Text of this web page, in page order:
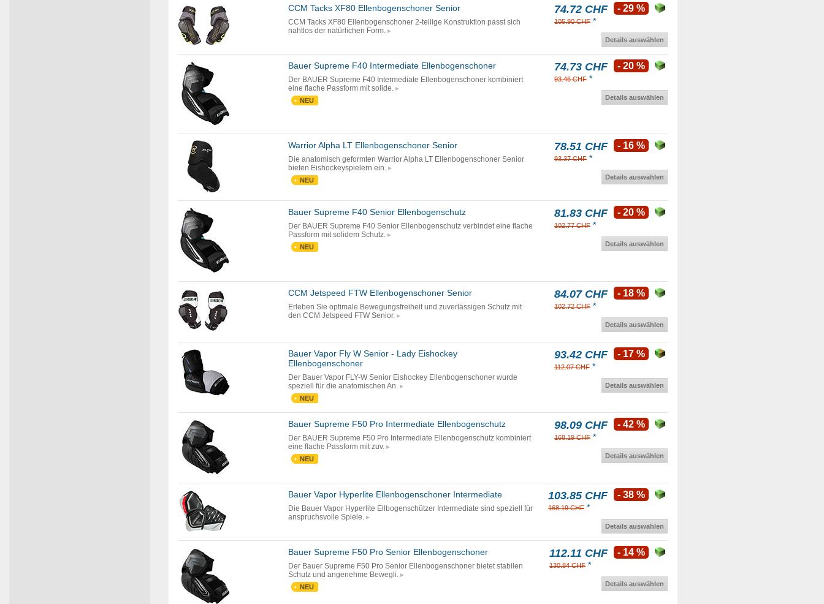
CCM Tacks XF80 Ellenbogenschoner Senior
CCM Tacks XF80 Ellenbogenschoner 2-teilige Konstruktion passt sich
nahtlos der natürlichen Form.
74.72 CHF
105.90 CHF *
- 29 %
Details auswählen
Bauer Supreme F40 Intermediate Ellenbogenschoner
Der BAUER Supreme F40 Intermediate Ellenbogenschoner kombiniert
eine flache Passform mit solide.
NEU
74.73 CHF
93.46 CHF *
- 20 %
Details auswählen
Warrior Alpha LT Ellenbogenschoner Senior
Die anatomisch geformten Warrior Alpha LT Ellenbogenschoner Senior
bieten Eishockeyspielern ein.
NEU
78.51 CHF
93.37 CHF *
- 16 %
Details auswählen
Bauer Supreme F40 Senior Ellenbogenschutz
Der BAUER Supreme F40 Senior Ellenbogenschutz verbindet eine flache
Passform mit solidem Schutz.
NEU
81.83 CHF
102.77 CHF *
- 20 %
Details auswählen
CCM Jetspeed FTW Ellenbogenschoner Senior
Erleben Sie optimale Bewegungsfreiheit und zuverlässigen Schutz mit
den CCM Jetspeed FTW Senior.
84.07 CHF
102.72 CHF *
- 18 %
Details auswählen
Bauer Vapor Fly W Senior - Lady Eishockey
Ellenbogenschoner
Der Bauer Vapor FLY-W Senior Eishockey Ellenbogenschoner wurde
speziell für die anatomischen An.
NEU
93.42 CHF
112.07 CHF *
- 17 %
Details auswählen
Bauer Supreme F50 Pro Intermediate Ellenbogenschutz
Der BAUER Supreme F50 Pro Intermediate Ellenbogenschutz kombiniert
eine flache Passform mit zuv.
NEU
98.09 CHF
168.19 CHF *
- 42 %
Details auswählen
Bauer Vapor Hyperlite Ellenbogenschoner Intermediate
Die Bauer Vapor Hyperlite Ellbogenschützer Intermediate sind speziell für
anspruchsvolle Spiele.
103.85 CHF
168.19 CHF *
- 38 %
Details auswählen
Bauer Supreme F50 Pro Senior Ellenbogenschoner
Der Bauer Supreme F50 Pro Senior Ellenbogenschoner bietet stabilen
Schutz und angenehme Bewegli.
NEU
112.11 CHF
130.84 CHF *
- 14 %
Details auswählen